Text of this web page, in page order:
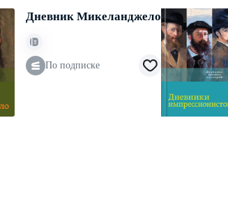
Дневник Микеланджело
По подписке